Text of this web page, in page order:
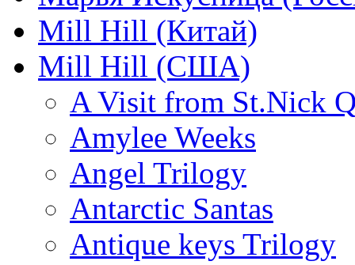
Mill Hill (Китай)
Mill Hill (США)
A Visit from St.Nick
Amylee Weeks
Angel Trilogy
Antarctic Santas
Antique keys Trilogy